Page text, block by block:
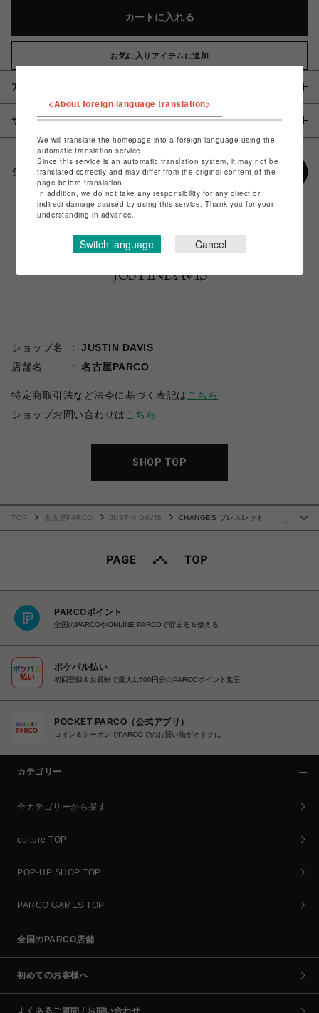
カートに入れる
お気に入りアイテムに追加
アイテム説明 / 素材
サイズ
シェアする
ショップ名
JUSTIN DAVIS
店舗名
名古屋PARCO
特定商取引法など法令に基づく表記は こちら
ショップお問い合わせは こちら
SHOP TOP
…
TOP 名古屋PARCO JUSTIN DAVIS
CHANGES ブレスレット
PARCOポイント
全国のPARCOやONLINE PARCOで貯まる＆使える
ポケパル払い
初回登録＆お買物で最大1,500円分のPARCOポイント進呈
POCKET PARCO（公式アプリ）
コイン＆クーポンでPARCOでのお買い物がオトクに
カテゴリー
全カテゴリーから探す
culture TOP
POP-UP SHOP TOP
PARCO GAMES TOP
全国のPARCO店舗
初めてのお客様へ
<About foreign language translation>
We will translate the homepage into a foreign language using the
automatic translation service.
Since this service is an automatic translation system, it may not be
translated correctly and may differ from the original content of the
page before translation.
In addition, we do not take any responsibility for any direct or
indirect damage caused by using this service. Thank you for your
understanding in advance.
Switch language Cancel